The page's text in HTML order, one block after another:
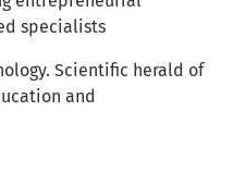
specialists
Scientific herald of
and